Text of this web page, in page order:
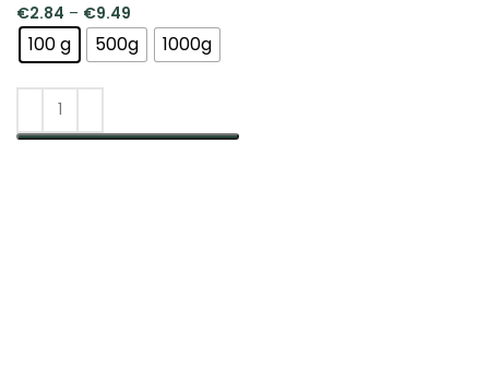
€2.84 – €9.49
100 g 500g 1000g